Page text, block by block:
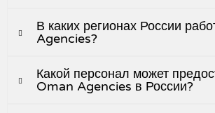
В каких регионах России
Agencies?
Какой персонал может
Oman Agencies в России?